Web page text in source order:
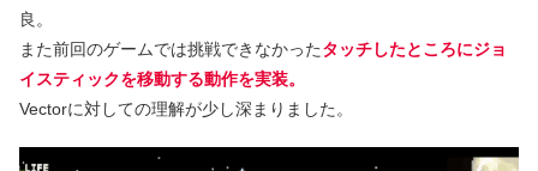
良。
また前回のゲームでは挑戦できなかったタッチしたところにジョ
イスティックを移動する動作を実装。
Vectorに対しての理解が少し深まりました。